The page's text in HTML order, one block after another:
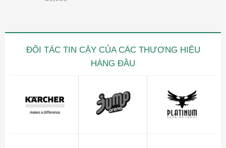
ĐỐI TÁC TIN CẬY CỦA CÁC THƯƠNG HIỆU
HÀNG ĐẦU